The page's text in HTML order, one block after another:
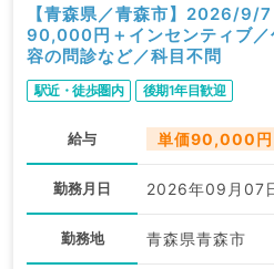
【青森県／青森市】2026/
90,000円＋インセンティブ／
容の問診など／科目不問
駅近・徒歩圏内 後期1年目歓迎
給与 単価90,000円
勤務月日 2026年09月07
勤務地 青森県青森市